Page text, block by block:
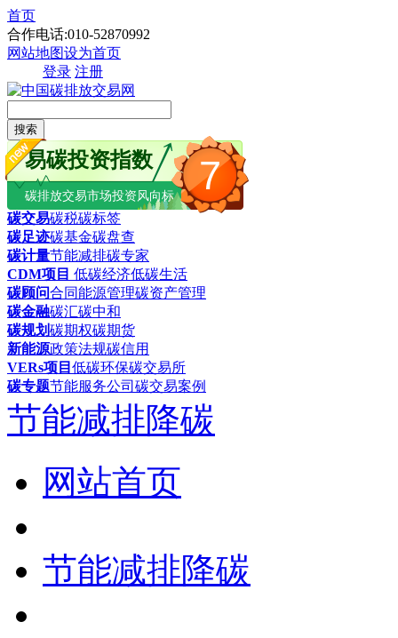
首页
合作电话:010-52870992
网站地图设为首页
登录 注册
搜索
7
易碳投资指数
碳排放交易市场投资风向标
碳交易碳税碳标签
碳足迹碳基金碳盘查
碳计量节能减排碳专家
CDM项目 低碳经济低碳生活
碳顾问合同能源管理碳资产管理
碳金融碳汇碳中和
碳规划碳期权碳期货
新能源政策法规碳信用
VERs项目 低碳环保碳交易所
碳专题节能服务公司 碳交易案例
节能减排降碳
网站首页
节能减排降碳